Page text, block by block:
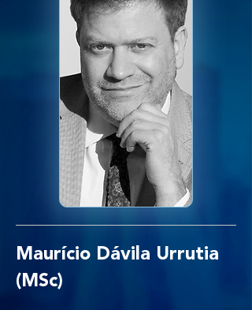
Maurício Dávila Urrutia
(MSc)